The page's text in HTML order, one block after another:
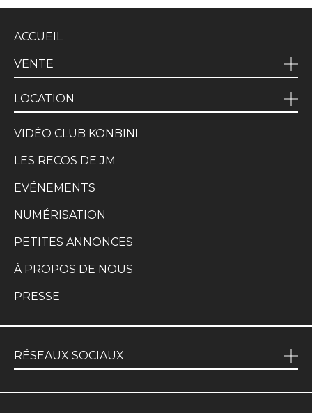
ACCUEIL
VENTE
LOCATION
VIDÉO CLUB KONBINI
LES RECOS DE JM
EVÉNEMENTS
NUMÉRISATION
PETITES ANNONCES
À PROPOS DE NOUS
PRESSE
RÉSEAUX SOCIAUX